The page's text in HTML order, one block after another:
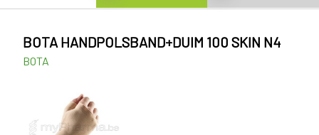
BOTA HANDPOLSBAND+DUIM 100 SKIN N4
BOTA